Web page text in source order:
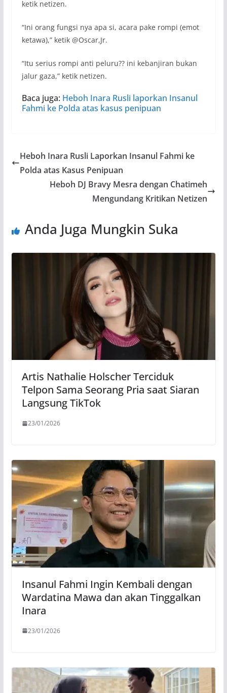
ketik netizen.
“Ini orang fungsi nya apa si, acara pake rompi (emot
ketawa),” ketik @Oscar,Jr.
“Itu serius rompi anti peluru?? ini kebanjiran bukan
jalur gaza,” ketik netizen.
Baca juga: Heboh Inara Rusli laporkan Insanul
Fahmi ke Polda atas kasus penipuan
Heboh Inara Rusli Laporkan Insanul Fahmi ke
Polda atas Kasus Penipuan
Heboh DJ Bravy Mesra dengan Chatimeh
Mengundang Kritikan Netizen
Anda Juga Mungkin Suka
Artis Nathalie Holscher Terciduk
Telpon Sama Seorang Pria saat Siaran
Langsung TikTok
23/01/2026
Insanul Fahmi Ingin Kembali dengan
Wardatina Mawa dan akan Tinggalkan
Inara
23/01/2026